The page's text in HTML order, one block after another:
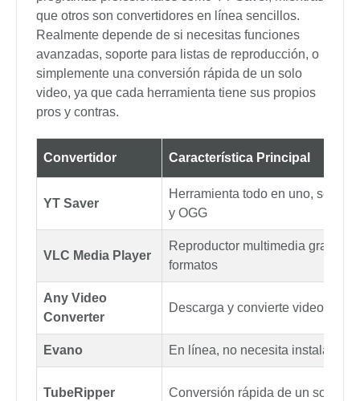
Paso 3:
Para comenzar, haz clic en el botón
Convertir.
Paso 4:
Después de que el procesamiento
haya terminado, haz clic en Descargar para
guardar tu archivo OGG directamente en tu
computadora o teléfono.
¿Qué convertidor de
YouTube a OGG debes
elegir?
convertidor de YouTube a OGG. Algunos son
programas profesionales como YT Saver, mientras
que otros son convertidores en línea sencillos.
Realmente depende de si necesitas funciones
simplemente una conversión rápida de un solo